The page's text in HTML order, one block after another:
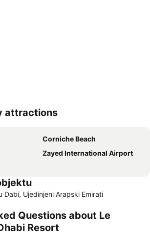
attractions
Corniche Beach
Zayed International Airport
Dabi, Ujedinjeni Arapski Emirati
Questions about Le
Resort